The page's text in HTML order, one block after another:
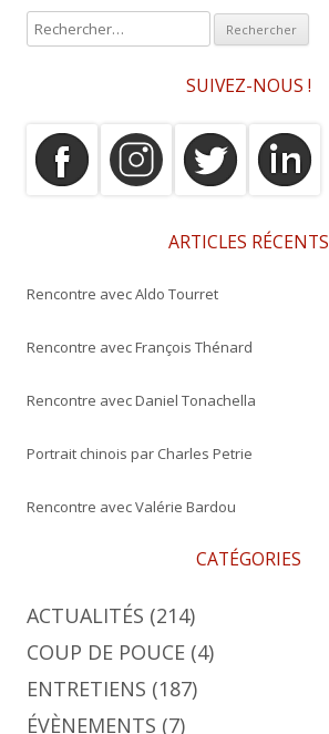
e
SUIVEZ-NOUS !
ARTICLES RÉCENTS
Rencontre avec Aldo Tourret
Rencontre avec François Thénard
Rencontre avec Daniel Tonachella
Portrait chinois par Charles Petrie
Rencontre avec Valérie Bardou
CATÉGORIES
ACTUALITÉS (214)
COUP DE POUCE (4)
ENTRETIENS (187)
ÉVÈNEMENTS (7)